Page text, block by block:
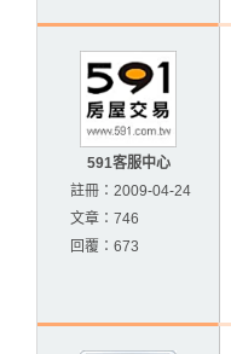
591客服中心
註冊： 2009-04-24
文章： 746
回覆： 673